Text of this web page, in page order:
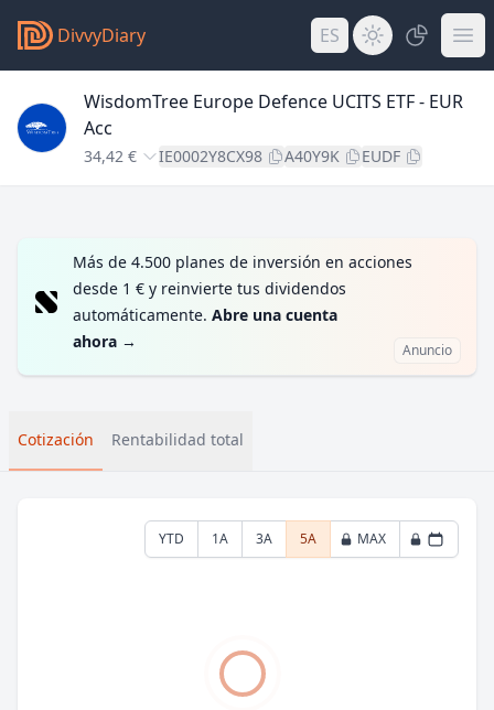
DivvyDiary ES
WisdomTree Europe Defence UCITS ETF - EUR
Acc
34,42 € IE0002Y8CX98 A40Y9K EUDF
Más de 4.500 planes de inversión en acciones
desde 1 € y reinvierte tus dividendos
automáticamente. Abre una cuenta
ahora → Anuncio
Cotización Rentabilidad total
YTD 1A 3A 5A MAX